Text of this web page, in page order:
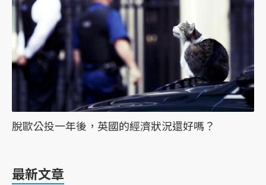
脫歐公投一年後，英國的經濟狀況還好嗎？
最新文章